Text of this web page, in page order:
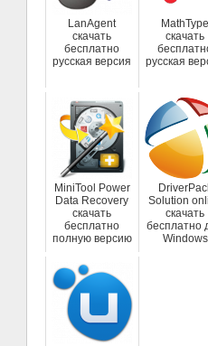
LanAgent
скачать
бесплатно
русская версия
MathType
скачать
русская
MiniTool Power
Data Recovery
скачать
бесплатно
полную версию
Solution
скачать
бесплатно
Windows